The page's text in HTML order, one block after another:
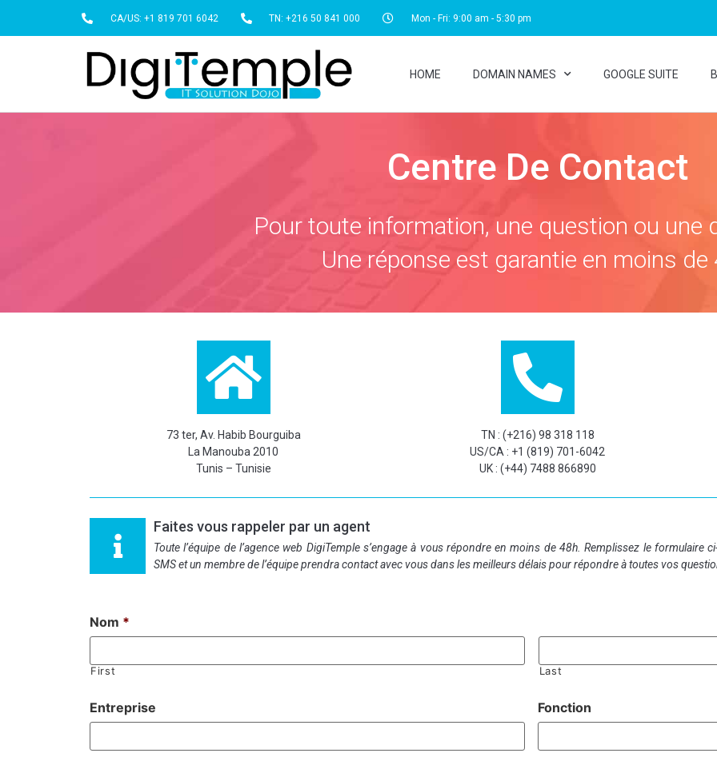
CA/US: +1 819 701 6042 TN: +216 50 841 000 Mon - Fri: 9:00 am - 5:30 pm
HOME DOMAIN NAMES GOOGLE SUITE
Centre De Contact
Pour toute information, une question ou une
Une réponse est garantie en moins de
73 ter, Av. Habib Bourguiba
La Manouba 2010
Tunis – Tunisie
TN : (+216) 98 318 118
US/CA : +1 (819) 701-6042
UK : (+44) 7488 866890
Faites vous rappeler par un agent
Toute l’équipe de l’agence web DigiTemple s’engage à vous répondre en moins de 48h. Remplissez le formulaire
SMS et un membre de l’équipe prendra contact avec vous dans les meilleurs délais pour répondre à toutes vos
Nom *
First Last
Entreprise Fonction